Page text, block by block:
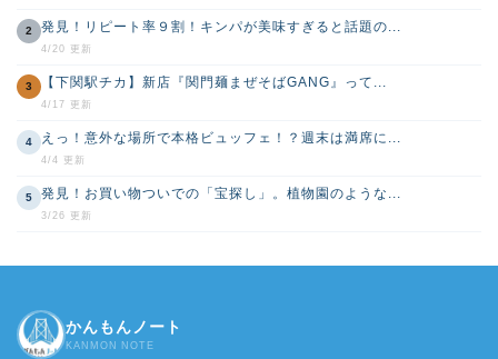
2 発見！リピート率９割！キンパが美味すぎると話題の...
4/20 更新
3 【下関駅チカ】新店『関門麺まぜそばGANG』って...
4/17 更新
4 えっ！意外な場所で本格ビュッフェ！？週末は満席に...
4/4 更新
5 発見！お買い物ついでの「宝探し」。植物園のような...
3/26 更新
かんもんノート
KANMON NOTE